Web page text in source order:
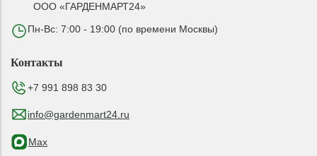
ООО «ГАРДЕНМАРТ24»
Пн-Вс: 7:00 - 19:00 (по времени Москвы)
Контакты
+7 991 898 83 30
info@gardenmart24.ru
Max